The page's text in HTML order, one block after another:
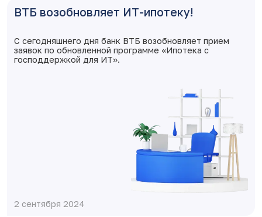
ВТБ возобновляет ИТ-ипотеку!
С сегодняшнего дня банк ВТБ возобновляет прием
заявок по обновленной программе «Ипотека с
господдержкой для ИТ».
2 сентября 2024